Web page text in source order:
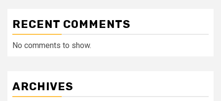
RECENT COMMENTS
No comments to show.
ARCHIVES